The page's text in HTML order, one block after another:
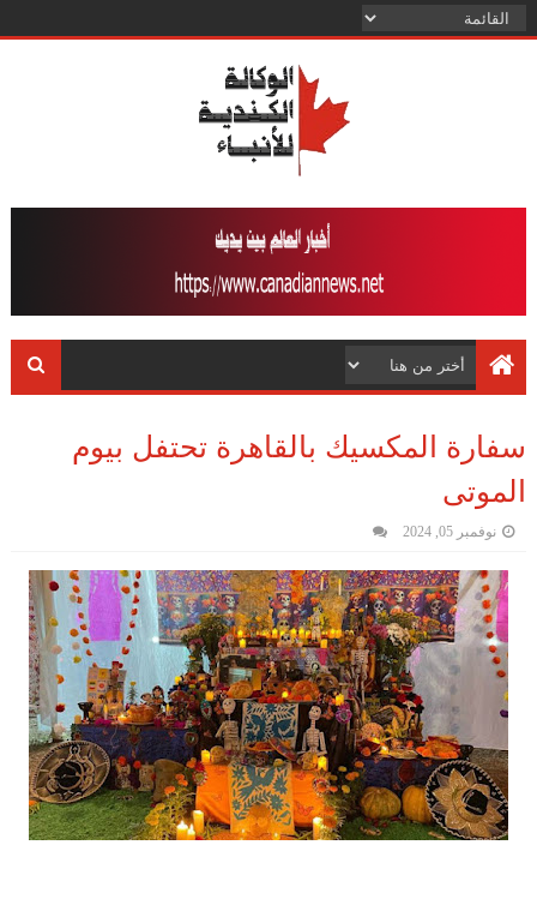
سفارة المكسيك بالقاهرة تحتفل بيوم
الموتى
نوفمبر 05, 2024